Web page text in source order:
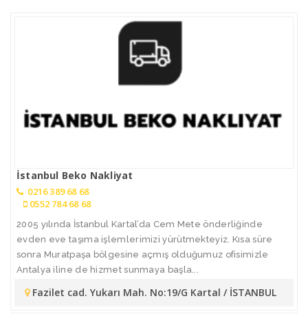
İstanbul Beko Nakliyat
0216 389 68 68
0552 784 68 68
2005 yılında İstanbul Kartal’da Cem Mete önderliğinde
evden eve taşıma işlemlerimizi yürütmekteyiz. Kısa süre
sonra Muratpaşa bölgesine açmış olduğumuz ofisimizle
Antalya iline de hizmet sunmaya başla...
Fazilet cad. Yukarı Mah. No:19/G Kartal / İSTANBUL